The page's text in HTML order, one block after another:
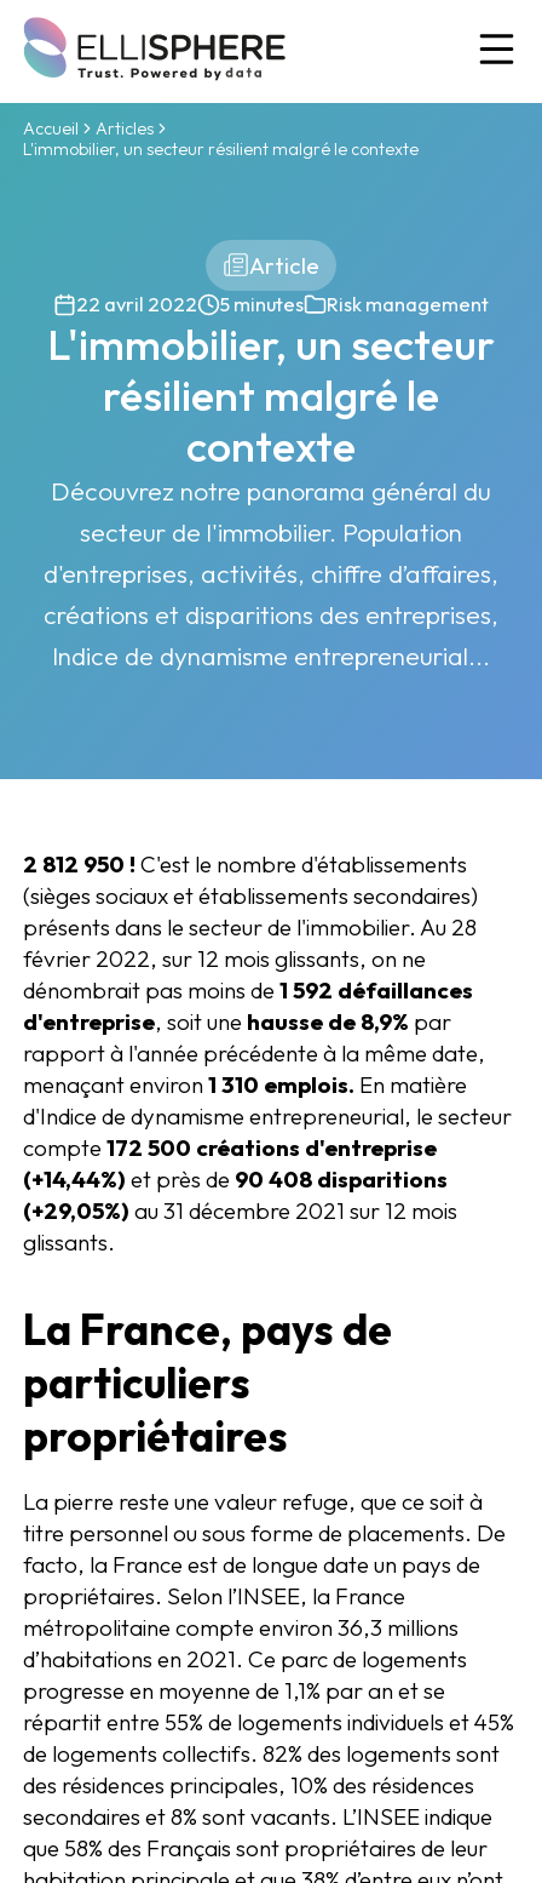
Accueil
Articles
L'immobilier, un secteur résilient malgré le contexte
Article
22 avril 2022 5 minutes Risk management
L'immobilier, un secteur
résilient malgré le
contexte
Découvrez notre panorama général du
secteur de l'immobilier. Population
d'entreprises, activités, chiffre d’affaires,
créations et disparitions des entreprises,
Indice de dynamisme entrepreneurial...
2 812 950 ! C'est le nombre d'établissements
(sièges sociaux et établissements secondaires)
présents dans le secteur de l'immobilier. Au 28
février 2022, sur 12 mois glissants, on ne
dénombrait pas moins de 1 592 défaillances
d'entreprise, soit une hausse de 8,9% par
rapport à l'année précédente à la même date,
menaçant environ 1 310 emplois. En matière
d'Indice de dynamisme entrepreneurial, le secteur
compte 172 500 créations d'entreprise
(+14,44%) et près de 90 408 disparitions
(+29,05%) au 31 décembre 2021 sur 12 mois
glissants.
La France, pays de
particuliers
propriétaires
La pierre reste une valeur refuge, que ce soit à
titre personnel ou sous forme de placements. De
facto, la France est de longue date un pays de
propriétaires. Selon l’INSEE, la France
métropolitaine compte environ 36,3 millions
d’habitations en 2021. Ce parc de logements
progresse en moyenne de 1,1% par an et se
répartit entre 55% de logements individuels et 45%
de logements collectifs. 82% des logements sont
des résidences principales, 10% des résidences
secondaires et 8% sont vacants. L’INSEE indique
que 58% des Français sont propriétaires de leur